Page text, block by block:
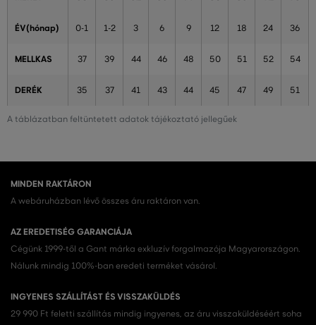
A táblázatban feltüntetett adatok tájékoztató jellegűek
ÉV(hónap) 0-1 1-2 3 6 9 12 18 24 36
MELLKAS 37 39 44 46 48 50 51 52 54
DERÉK 35 37 41 43 44 45 47 49 51
MINDEN RAKTÁRON
A webáruházban lévő összes áru raktáron van.
AZ EREDETISÉG GARANCIÁJA
Cégünk 1999-től a Gant márka exkluzív forgalmazója Magyarországon.
Nálunk mindig 100%-ban eredeti terméket vásárol.
INGYENES SZÁLLÍTÁST ÉS VISSZAKÜLDÉS
29 990 Ft feletti szállítás mindig ingyenes, az áru visszaküldéséért soha